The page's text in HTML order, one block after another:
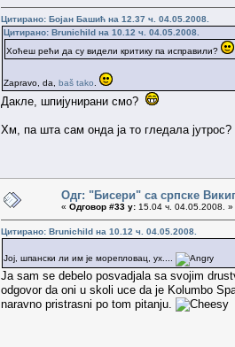
Цитирано: Бојан Башић на 12.37 ч. 04.05.2008.
Цитирано: Brunichild на 10.12 ч. 04.05.2008.
Хоћеш рећи да су видели критику па исправили?
Zapravo, da, baš tako
Дакле, шпијунирани смо?
Хм, па шта сам онда ја то гледала
Одг: "Бисери" са српске
« Одговор #33 у: 15.04 ч. 04.05.2008. »
Цитирано: Brunichild на 10.12 ч. 04.05.2008.
Јој, шпански ли им је морепловац, ух....
Ja sam se debelo posvadjala sa svojim
odgovor da oni u skoli uce da je Kolumbo
naravno pristrasni po tom pitanju.